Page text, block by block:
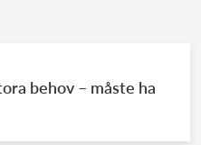
behov – måste ha